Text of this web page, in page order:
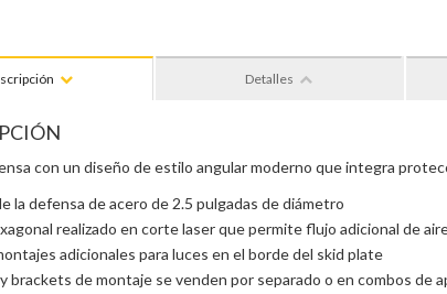
Detalles
con un diseño de estilo angular moderno que integra
la defensa de acero de 2.5 pulgadas de diámetro
realizado en corte laser que permite flujo adicional de
adicionales para luces en el borde del skid plate
brackets de montaje se venden por separado o en combos de